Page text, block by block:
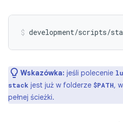
Wskazówka: jeśli polecenie
stack jest już w folderze $PATH,
pełnej ścieżki.